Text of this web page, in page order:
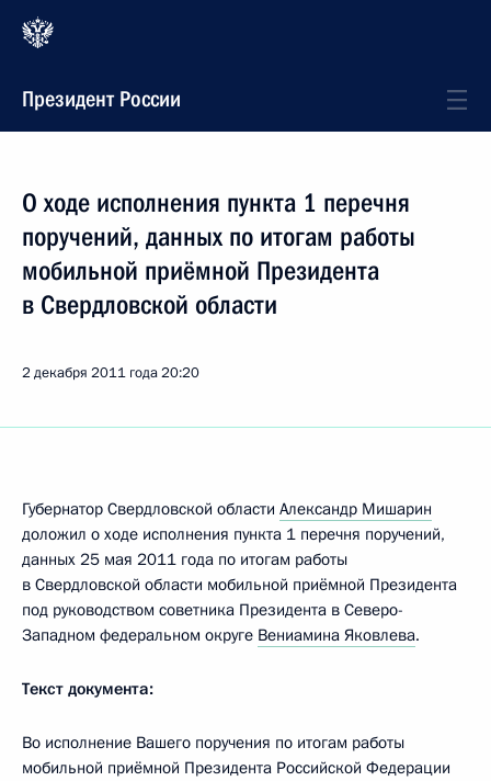
Президент России
О ходе исполнения пункта 1 перечня
поручений, данных по итогам работы
мобильной приёмной Президента
в Свердловской области
2 декабря 2011 года20:20
Губернатор Свердловской области Александр Мишарин
доложил о ходе исполнения пункта 1 перечня поручений,
данных 25 мая 2011 года по итогам работы
в Свердловской области мобильной приёмной Президента
под руководством советника Президента в Северо-
Западном федеральном округе Вениамина Яковлева.
Текст документа:
Во исполнение Вашего поручения по итогам работы
мобильной приёмной Президента Российской Федерации